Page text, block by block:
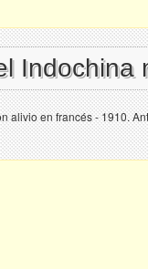
Indochina
alivio en francés - 1910.